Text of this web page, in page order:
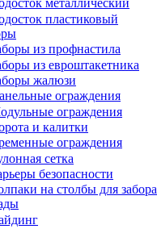
металлический
пластиковый
из профнастила
из евроштакетника
жалюзи
ограждения
ограждения
и калитки
ограждения
сетка
безопасности
на столбы для забора